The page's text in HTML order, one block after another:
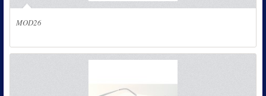
MOD26